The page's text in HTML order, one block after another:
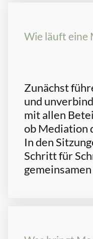
Wie läuft eine
Zunächst
und
mit allen
ob Mediation
In den
Schritt für